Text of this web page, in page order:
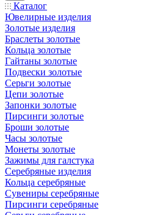
Каталог
Ювелирные изделия
Золотые изделия
Браслеты золотые
Кольца золотые
Гайтаны золотые
Подвески золотые
Серьги золотые
Цепи золотые
Запонки золотые
Пирсинги золотые
Броши золотые
Часы золотые
Монеты золотые
Зажимы для галстука
Серебряные изделия
Кольца серебряные
Сувениры серебряные
Пирсинги серебряные